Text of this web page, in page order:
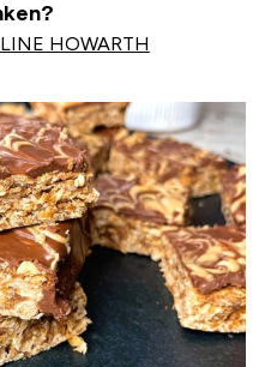
HOWARTH